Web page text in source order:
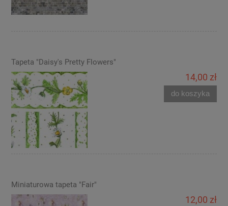
Tapeta "Daisy's Pretty Flowers"
14,00 zł
do koszyka
Miniaturowa tapeta "Fair"
12,00 zł